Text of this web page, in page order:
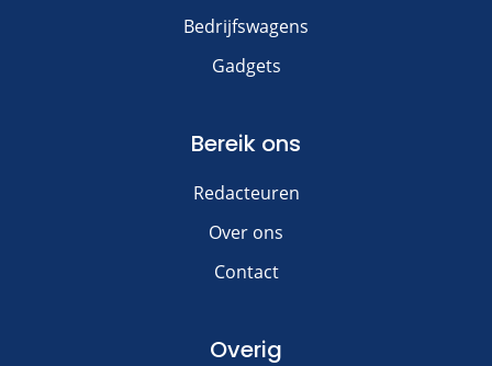
Bedrijfswagens
Gadgets
Bereik ons
Redacteuren
Over ons
Contact
Overig